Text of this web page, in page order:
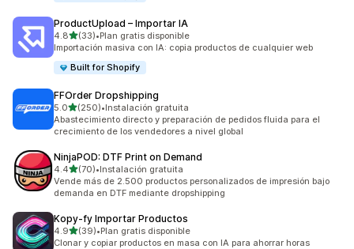
ProductUpload – Importar IA
4.8de 5 estrellas
(33)
33 reseñas en total
•Plan gratis disponible
Importación masiva con IA: copia productos de cualquier web
Built for Shopify
FFOrder Dropshipping
5.0de 5 estrellas
(250)
250 reseñas en total
•Instalación gratuita
Abastecimiento directo y preparación de pedidos fluida para el
crecimiento de los vendedores a nivel global
NinjaPOD: DTF Print on Demand
4.4de 5 estrellas
(70)
70 reseñas en total
•Instalación gratuita
Vende más de 2.500 productos personalizados de impresión bajo
demanda en DTF mediante dropshipping
Kopy‑fy Importar Productos
4.9de 5 estrellas
(39)
39 reseñas en total
•Plan gratis disponible
Clonar y copiar productos en masa con IA para ahorrar horas